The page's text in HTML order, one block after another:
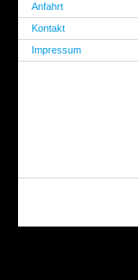
Anfahrt
Kontakt
Impressum